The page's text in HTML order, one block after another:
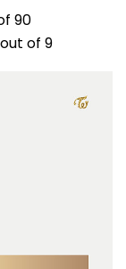
90
of 9